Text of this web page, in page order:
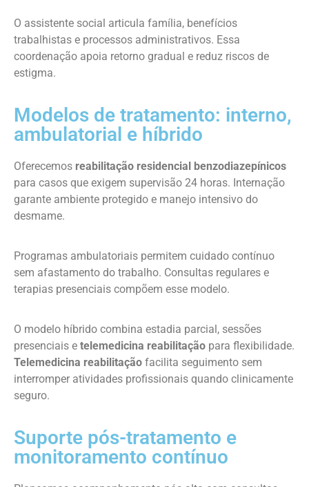
O assistente social articula família, benefícios
trabalhistas e processos administrativos. Essa
coordenação apoia retorno gradual e reduz riscos de
estigma.
Modelos de tratamento: interno,
ambulatorial e híbrido
Oferecemos reabilitação residencial benzodiazepínicos
para casos que exigem supervisão 24 horas. Internação
garante ambiente protegido e manejo intensivo do
desmame.
Programas ambulatoriais permitem cuidado contínuo
sem afastamento do trabalho. Consultas regulares e
terapias presenciais compõem esse modelo.
O modelo híbrido combina estadia parcial, sessões
presenciais e telemedicina reabilitação para flexibilidade.
Telemedicina reabilitação facilita seguimento sem
interromper atividades profissionais quando clinicamente
seguro.
Suporte pós-tratamento e
monitoramento contínuo